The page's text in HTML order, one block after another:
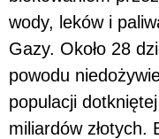
wody, leków i
Gazy. Około 28
powodu
populacji
miliardów złotych.